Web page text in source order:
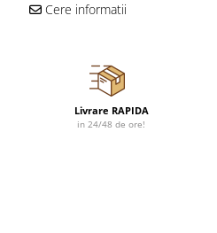
Cere informatii
Livrare RAPIDA
in 24/48 de ore!